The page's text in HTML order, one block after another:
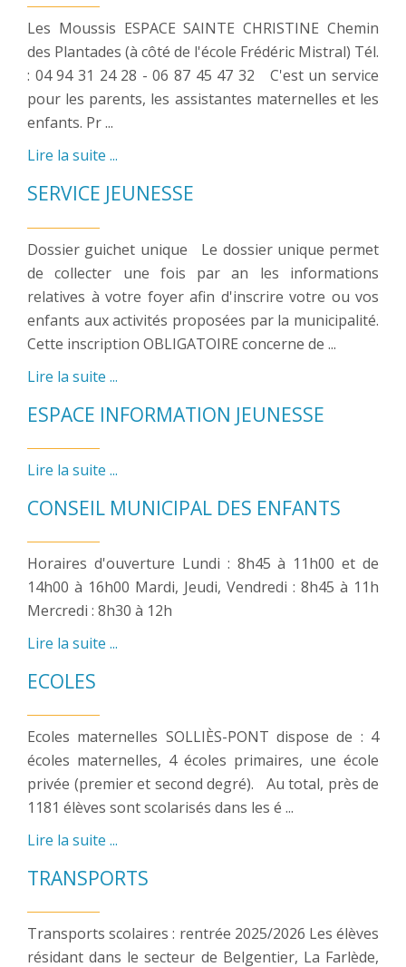
Les Moussis ESPACE SAINTE CHRISTINE Chemin
des Plantades (à côté de l'école Frédéric Mistral) Tél.
: 04 94 31 24 28 - 06 87 45 47 32 C'est un service
pour les parents, les assistantes maternelles et les
enfants. Pr ...
Lire la suite ...
SERVICE JEUNESSE
Dossier guichet unique Le dossier unique permet
de collecter une fois par an les informations
relatives à votre foyer afin d'inscrire votre ou vos
enfants aux activités proposées par la municipalité.
Cette inscription OBLIGATOIRE concerne de ...
Lire la suite ...
ESPACE INFORMATION JEUNESSE
Lire la suite ...
CONSEIL MUNICIPAL DES ENFANTS
Horaires d'ouverture Lundi : 8h45 à 11h00 et de
14h00 à 16h00 Mardi, Jeudi, Vendredi : 8h45 à 11h
Mercredi : 8h30 à 12h
Lire la suite ...
ECOLES
Ecoles maternelles SOLLIÈS-PONT dispose de : 4
écoles maternelles, 4 écoles primaires, une école
privée (premier et second degré). Au total, près de
1181 élèves sont scolarisés dans les é ...
Lire la suite ...
TRANSPORTS
Transports scolaires : rentrée 2025/2026 Les élèves
résidant dans le secteur de Belgentier, La Farlède,